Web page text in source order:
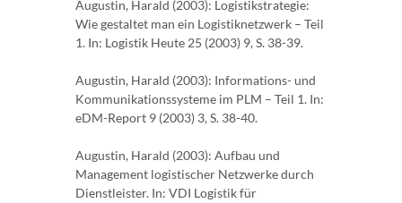
Augustin, Harald (2003): Logistikstrategie:
Wie gestaltet man ein Logistiknetzwerk – Teil
1. In: Logistik Heute 25 (2003) 9, S. 38-39.
Augustin, Harald (2003): Informations- und
Kommunikationssysteme im PLM – Teil 1. In:
eDM-Report 9 (2003) 3, S. 38-40.
Augustin, Harald (2003): Aufbau und
Management logistischer Netzwerke durch
Dienstleister. In: VDI Logistik für